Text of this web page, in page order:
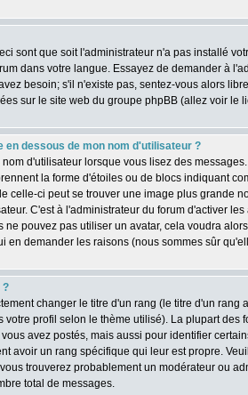
sont que soit l'administrateur n'a pas installé
dans votre langue. Essayez de demander à
besoin; s'il n'existe pas, sentez-vous alors
sur le site web du groupe phpBB (allez voir le
en dessous de mon nom d'utilisateur ?
nom d'utilisateur lorsque vous lisez des
la forme d'étoiles ou de blocs indiquant
celle-ci peut se trouver une image plus grande
C'est à l'administrateur du forum d'activer
ne pouvez pas utiliser un avatar, cela voudra
en demander les raisons (nous sommes sûr
?
changer le titre d'un rang (le titre d'un rang
votre profil selon le thème utilisé). La plupart des
avez postés, mais aussi pour identifier
avoir un rang spécifique qui leur est propre.
trouverez probablement un modérateur ou
total de messages.